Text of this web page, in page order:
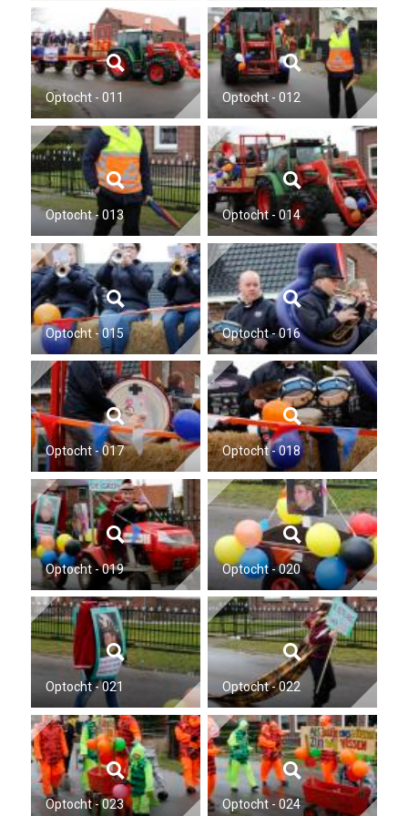
Optocht - 011 Optocht - 012
Optocht - 013 Optocht - 014
Optocht - 015 Optocht - 016
Optocht - 017 Optocht - 018
Optocht - 019 Optocht - 020
Optocht - 021 Optocht - 022
Optocht - 023 Optocht - 024